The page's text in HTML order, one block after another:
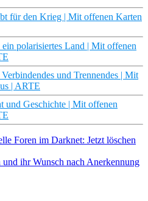
für den Krieg | Mit offenen Karten
polarisiertes Land | Mit offenen
und Trennendes | Mit
| ARTE
und Geschichte | Mit offenen
Foren im Darknet: Jetzt löschen
und ihr Wunsch nach Anerkennung